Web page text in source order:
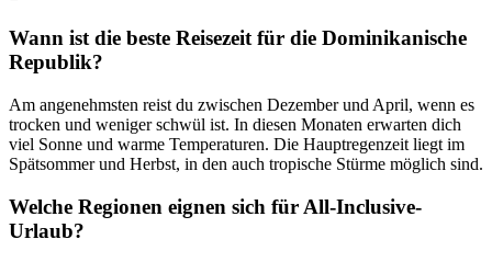
Wann ist die beste Reisezeit für die Dominikanische
Republik?
Am angenehmsten reist du zwischen Dezember und April, wenn es
trocken und weniger schwül ist. In diesen Monaten erwarten dich
viel Sonne und warme Temperaturen. Die Hauptregenzeit liegt im
Spätsommer und Herbst, in den auch tropische Stürme möglich sind.
Welche Regionen eignen sich für All-Inclusive-
Urlaub?